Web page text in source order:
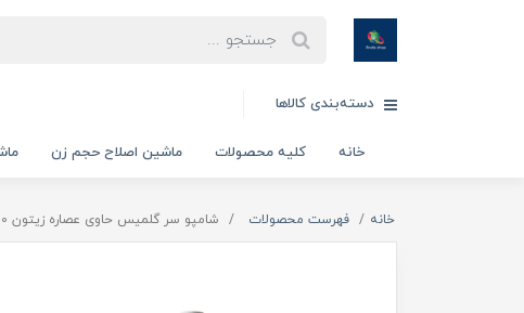
دسته‌بندی کالاها
خانه کلیه محصولات ماشین اصلاح حجم زن
خانه فهرست محصولات شامپو سر گلمیس حاوی عصاره زیتون 1300 میل